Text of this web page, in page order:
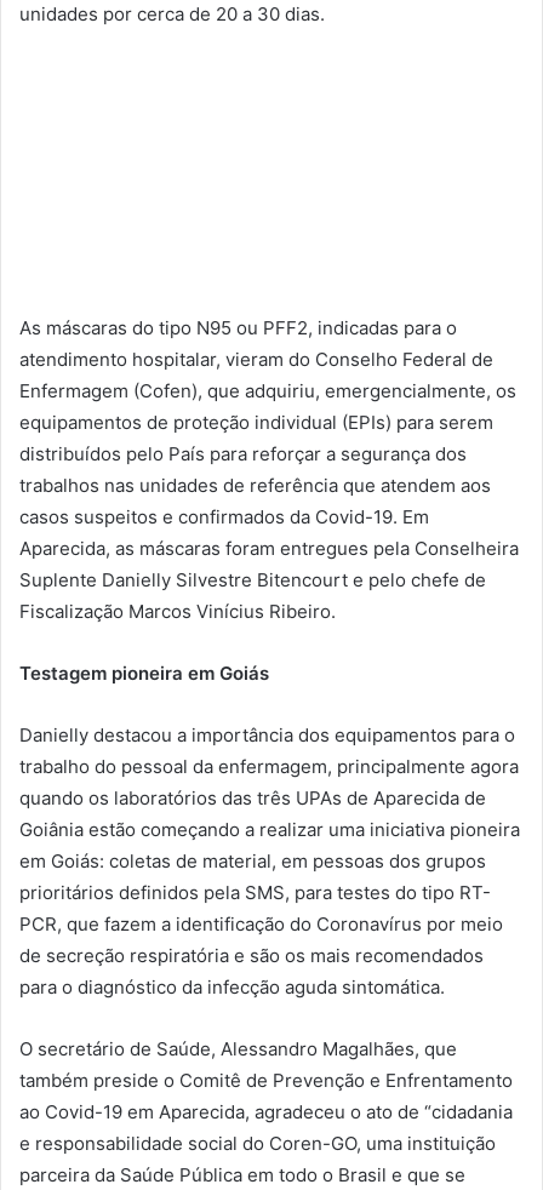
unidades por cerca de 20 a 30 dias.
As máscaras do tipo N95 ou PFF2, indicadas para o
atendimento hospitalar, vieram do Conselho Federal de
Enfermagem (Cofen), que adquiriu, emergencialmente, os
equipamentos de proteção individual (EPIs) para serem
distribuídos pelo País para reforçar a segurança dos
trabalhos nas unidades de referência que atendem aos
casos suspeitos e confirmados da Covid-19. Em
Aparecida, as máscaras foram entregues pela Conselheira
Suplente Danielly Silvestre Bitencourt e pelo chefe de
Fiscalização Marcos Vinícius Ribeiro.
Testagem pioneira em Goiás
Danielly destacou a importância dos equipamentos para o
trabalho do pessoal da enfermagem, principalmente agora
quando os laboratórios das três UPAs de Aparecida de
Goiânia estão começando a realizar uma iniciativa pioneira
em Goiás: coletas de material, em pessoas dos grupos
prioritários definidos pela SMS, para testes do tipo RT-
PCR, que fazem a identificação do Coronavírus por meio
de secreção respiratória e são os mais recomendados
para o diagnóstico da infecção aguda sintomática.
O secretário de Saúde, Alessandro Magalhães, que
também preside o Comitê de Prevenção e Enfrentamento
ao Covid-19 em Aparecida, agradeceu o ato de “cidadania
e responsabilidade social do Coren-GO, uma instituição
parceira da Saúde Pública em todo o Brasil e que se